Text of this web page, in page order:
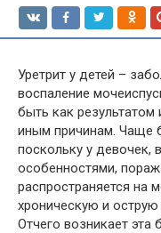
Уретрит у детей –
воспаление
быть как результатом
иным причинам. Чаще
поскольку у девочек,
особенностями,
распространяется на
хроническую и острую
Отчего возникает